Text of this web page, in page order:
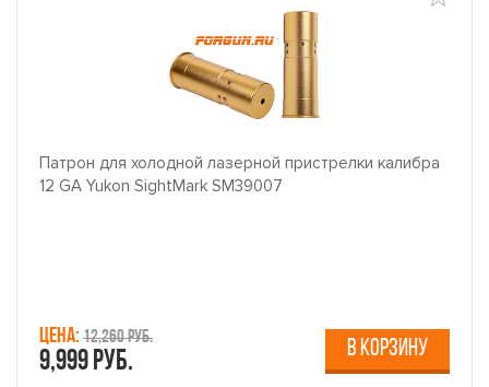
Патрон для холодной лазерной пристрелки калибра
12 GA Yukon SightMark SM39007
Цена: 12,260 руб.
9,999 руб. В КОРЗИНУ